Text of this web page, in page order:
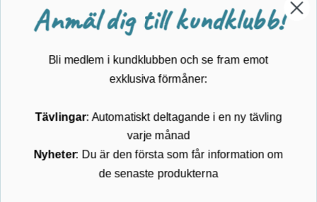
Guider
Köpvillkor
Cookies
Anmäl dig till kundklubb!
Bli medlem i kundklubben och se fram emot
exklusiva förmåner:
Tävlingar: Automatiskt deltagande i en ny tävling
varje månad
Nyheter: Du är den första som får information om
de senaste produkterna